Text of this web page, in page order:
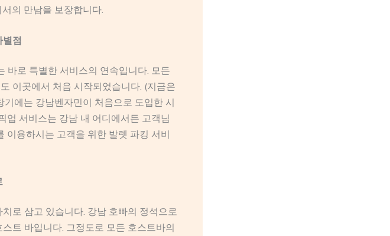
의 만남을 보장합니다.
점
바로 특별한 서비스의 연속입니다. 모든
이곳에서 처음 시작되었습니다. (지금은
에는 강남벤자민이 처음으로 도입한 시
업 서비스는 강남 내 어디에서든 고객님
이용하시는 고객을 위한 발렛 파킹 서비
로 삼고 있습니다. 강남 호빠의 정석으로
트 바입니다. 그정도로 모든 호스트바의